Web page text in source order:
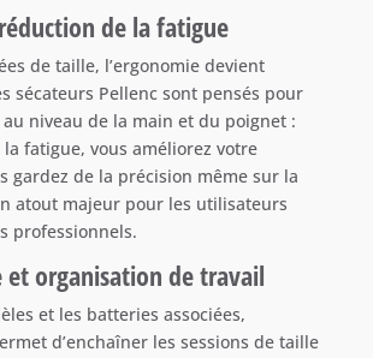
de la fatigue
de taille, l’ergonomie devient
sécateurs Pellenc sont pensés pour
niveau de la main et du poignet :
fatigue, vous améliorez votre
gardez de la précision même sur la
atout majeur pour les utilisateurs
professionnels.
organisation de travail
et les batteries associées,
d’enchaîner les sessions de taille